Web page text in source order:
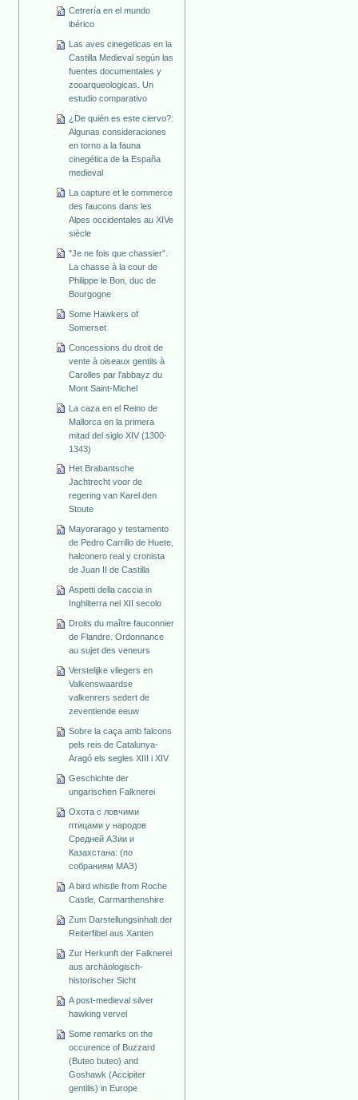
Cetrería en el mundo
ibérico
Las aves cinegeticas en la
Castilla Medieval según las
fuentes documentales y
zooarqueologicas. Un
estudio comparativo
¿De quién es este ciervo?:
Algunas consideraciones
en torno a la fauna
cinegética de la España
medieval
La capture et le commerce
des faucons dans les
Alpes occidentales au XIVe
siècle
"Je ne fois que chassier".
La chasse à la cour de
Philippe le Bon, duc de
Bourgogne
Some Hawkers of
Somerset
Concessions du droit de
vente à oiseaux gentils à
Carolles par l'abbayz du
Mont Saint-Michel
La caza en el Reino de
Mallorca en la primera
mitad del siglo XIV (1300-
1343)
Het Brabantsche
Jachtrecht voor de
regering van Karel den
Stoute
Mayorarago y testamento
de Pedro Carrillo de Huete,
halconero real y cronista
de Juan II de Castilla
Aspetti della caccia in
Inghilterra nel XII secolo
Droits du maître fauconnier
de Flandre. Ordonnance
au sujet des veneurs
Verstelijke vliegers en
Valkenswaardse
valkenrers sedert de
zeventiende eeuw
Sobre la caça amb falcons
pels reis de Catalunya-
Aragó els segles XIII i XIV
Geschichte der
ungarischen Falknerei
Охота с ловчими
птицами у народов
Средней АЗии и
Казахстана: (по
собраниям МАЗ)
A bird whistle from Roche
Castle, Carmarthenshire
Zum Darstellungsinhalt der
Reiterfibel aus Xanten
Zur Herkunft der Falknerei
aus archäologisch-
historischer Sicht
A post-medieval silver
hawking vervel
Some remarks on the
occurence of Buzzard
(Buteo buteo) and
Goshawk (Accipiter
gentilis) in Europe